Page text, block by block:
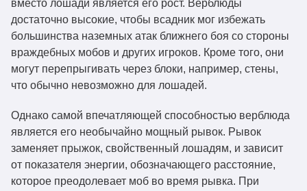
вместо лошади является его рост. Верблюды
достаточно высокие, чтобы всадник мог избежать
большинства наземных атак ближнего боя со стороны
враждебных мобов и других игроков. Кроме того, они
могут перепрыгивать через блоки, например, стены,
что обычно невозможно для лошадей.
Однако самой впечатляющей способностью верблюда
является его необычайно мощный рывок. Рывок
заменяет прыжок, свойственный лошадям, и зависит
от показателя энергии, обозначающего расстояние,
которое преодолевает моб во время рывка. При